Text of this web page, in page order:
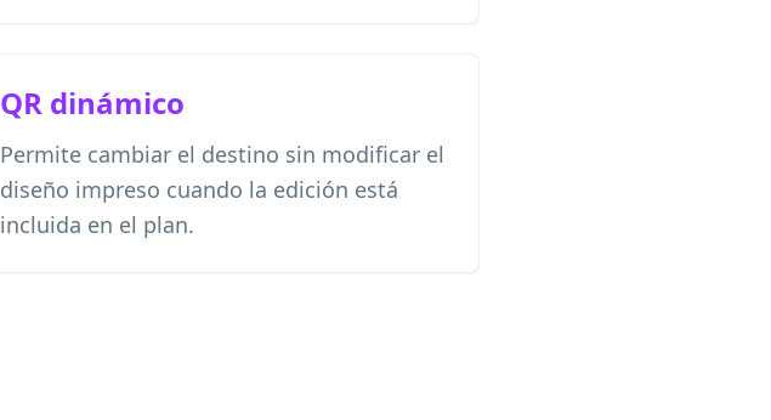
QR dinámico
Permite cambiar el destino sin modificar el
diseño impreso cuando la edición está
incluida en el plan.